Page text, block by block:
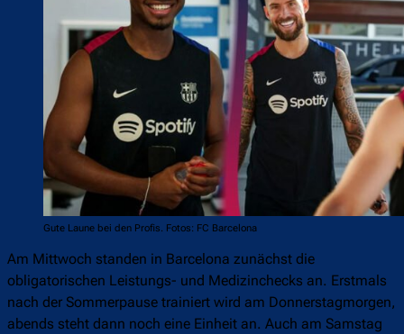
Gute Laune bei den Profis. Fotos: FC Barcelona
Am Mittwoch standen in Barcelona zunächst die
obligatorischen Leistungs- und Medizinchecks an. Erstmals
nach der Sommerpause trainiert wird am Donnerstagmorgen,
abends steht dann noch eine Einheit an. Auch am Samstag